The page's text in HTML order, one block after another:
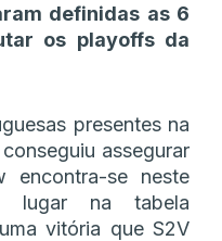
definidas as 6
os playoffs da
presentes na
assegurar
encontra-se neste
lugar na tabela
vitória que S2V